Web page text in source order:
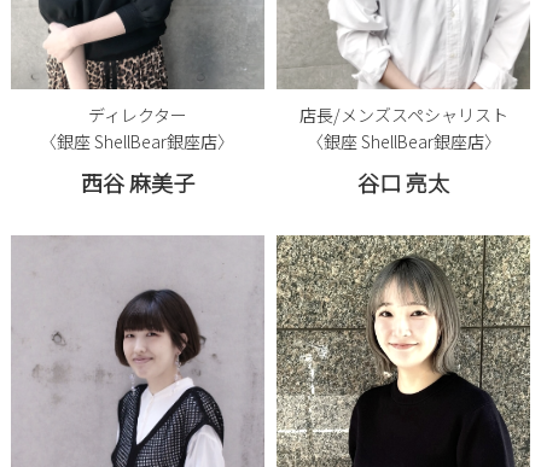
ディレクター
〈銀座 ShellBear銀座店〉
西谷 麻美子
店長/メンズスペシャリスト
〈銀座 ShellBear銀座店〉
谷口 亮太